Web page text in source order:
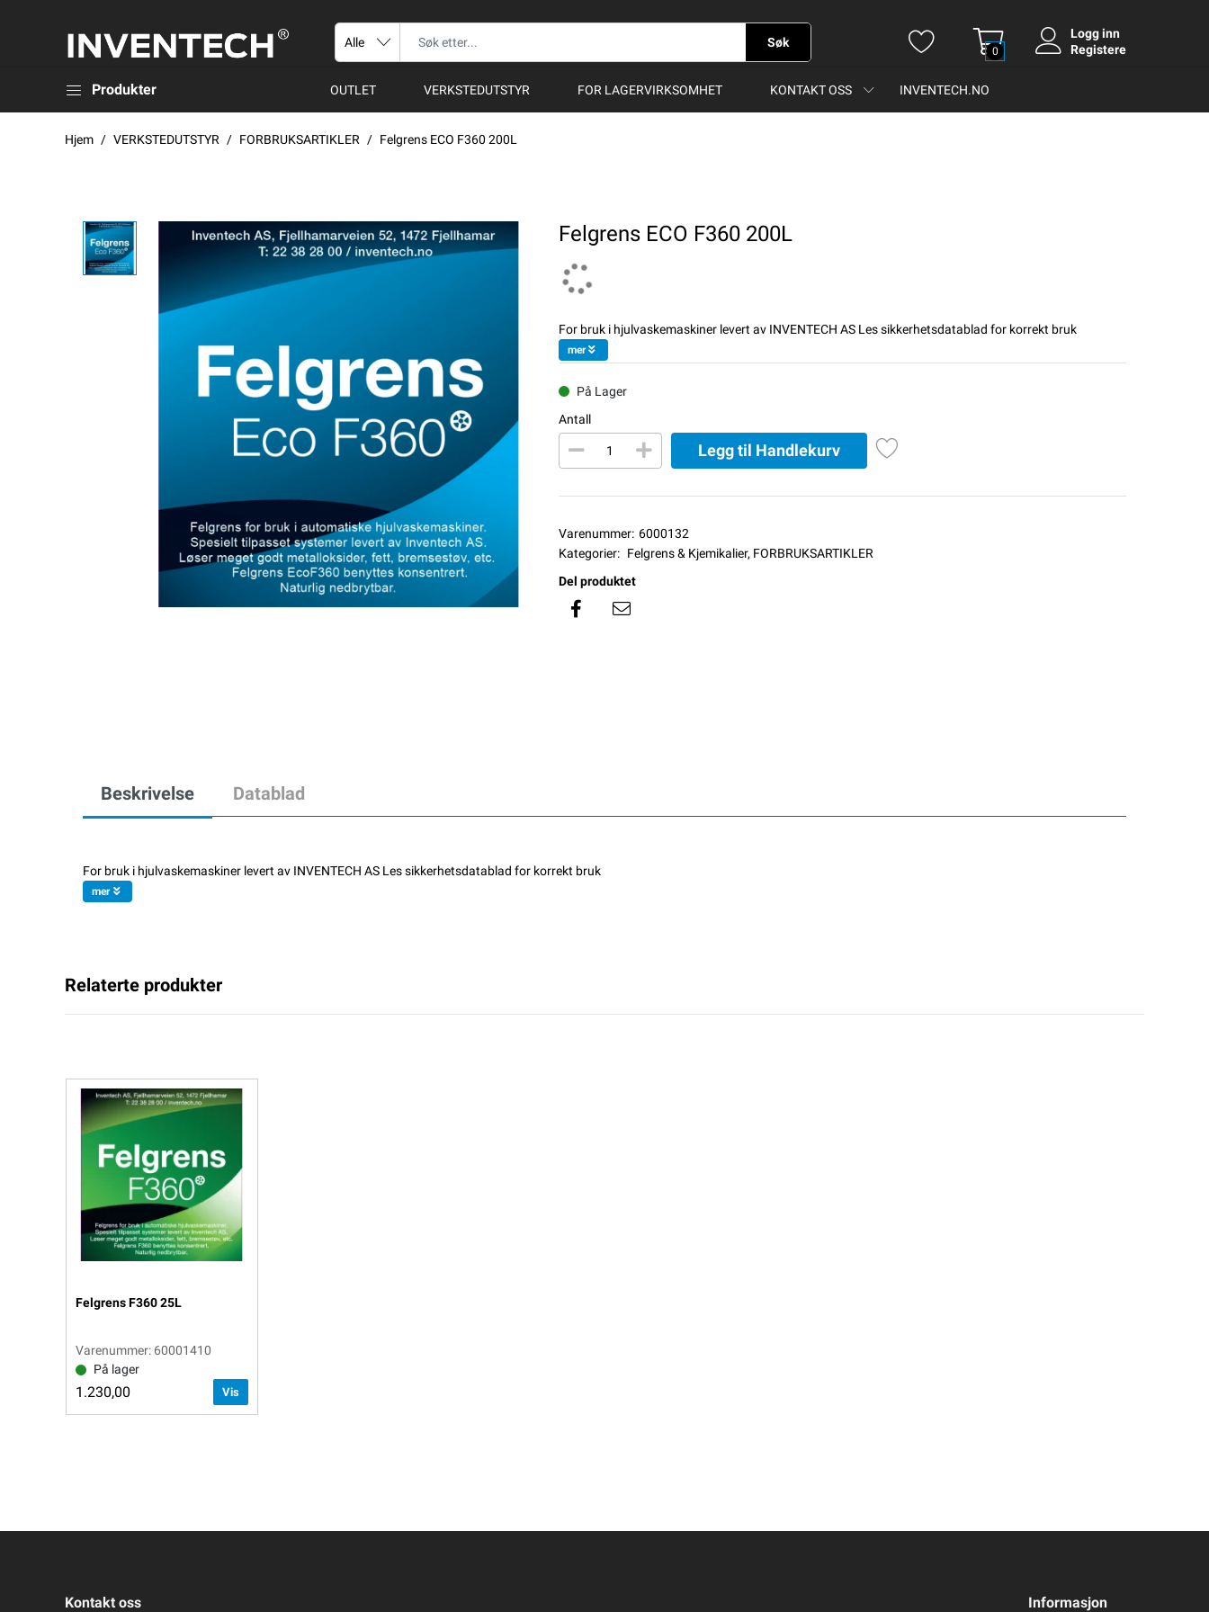
Søk
0
Logg inn
Registere
Produkter OUTLET VERKSTEDUTSTYR FOR LAGERVIRKSOMHET KONTAKT OSS INVENTECH.NO
Hjem VERKSTEDUTSTYR FORBRUKSARTIKLER Felgrens ECO F360 200L
Felgrens ECO F360 200L
For bruk i hjulvaskemaskiner levert av INVENTECH AS Les sikkerhetsdatablad for korrekt bruk
mer
På Lager
Antall
Legg til Handlekurv
Varenummer: 6000132
Kategorier: Felgrens & Kjemikalier, FORBRUKSARTIKLER
Del produktet
Beskrivelse Datablad
For bruk i hjulvaskemaskiner levert av INVENTECH AS Les sikkerhetsdatablad for korrekt bruk
mer
Relaterte produkter
Felgrens F360 25L
Varenummer: 60001410
På lager
1.230,00 Vis
Kontakt oss Informasjon